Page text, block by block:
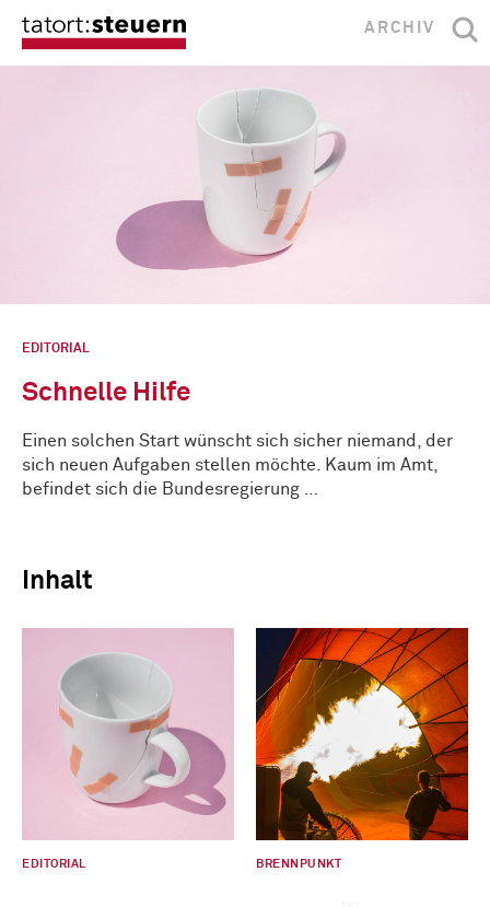
ARCHIV
EDITORIAL
Schnelle Hilfe
Einen solchen Start wünscht sich sicher niemand, der
sich neuen Aufgaben stellen möchte. Kaum im Amt,
befindet sich die Bundesregierung …
Inhalt
EDITORIAL BRENNPUNKT